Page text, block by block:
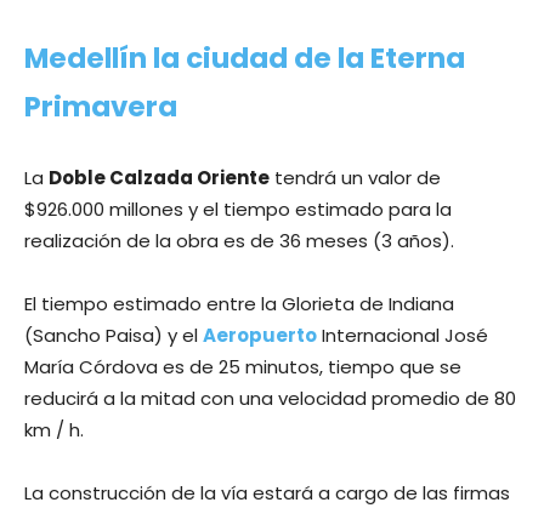
Medellín la ciudad de la Eterna
Primavera
La Doble Calzada Oriente tendrá un valor de
$926.000 millones y el tiempo estimado para la
realización de la obra es de 36 meses (3 años).
El tiempo estimado entre la Glorieta de Indiana
(Sancho Paisa) y elAeropuertoInternacional José
María Córdova es de 25 minutos, tiempo que se
reducirá a la mitad con una velocidad promedio de 80
km / h.
La construcción de la vía estará a cargo de las firmas